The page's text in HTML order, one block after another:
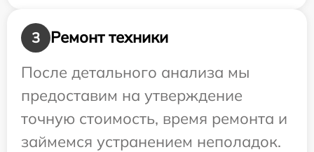
3
Ремонт техники
После детального анализа мы
предоставим на утверждение
точную стоимость, время ремонта и
займемся устранением неполадок.